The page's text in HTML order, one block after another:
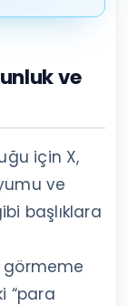
ve
için X,
ve
başlıklara
“para